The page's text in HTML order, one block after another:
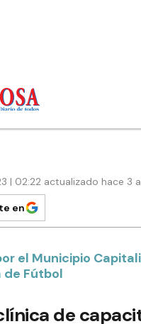
| 02:22 actualizado hace 3
en
el Municipio
de Fútbol
de